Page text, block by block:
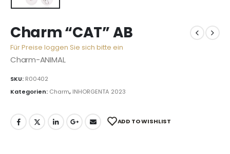
Charm “CAT” AB
Für Preise loggen Sie sich bitte ein
Charm-ANIMAL
SKU: R00402
Kategorien: Charm, INHORGENTA 2023
ADD TO WISHLIST